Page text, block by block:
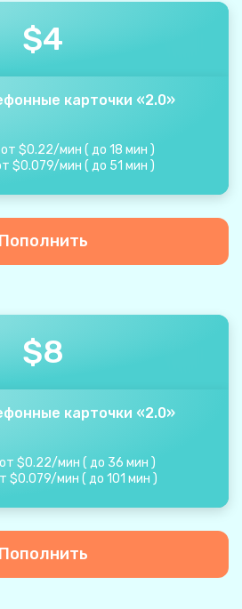
$4
карточки «2.0»
$0.22/мин ( до 18 мин )
$0.079/мин ( до 51 мин )
Пополнить
$8
карточки «2.0»
$0.22/мин ( до 36 мин )
$0.079/мин ( до 101 мин )
Пополнить